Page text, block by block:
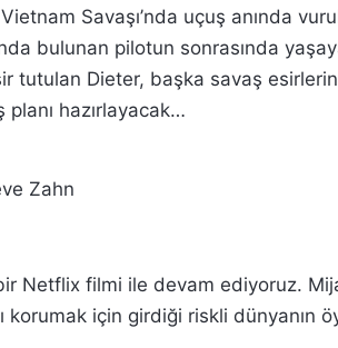
Savaşı’nda uçuş anında
bulunan pilotun sonrasında
tutulan Dieter, başka savaş
hazırlayacak…
Zahn
Netflix filmi ile devam ediyoruz.
korumak için girdiği riskli dünyanın